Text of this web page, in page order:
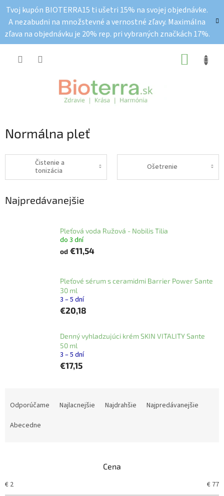
obsah
Tvoj kupón BIOTERRA15 ti ušetri 15% na svojej objednávke.
A nezabudni na množstevné a vernostné zľavy. Maximálna
zľava na objednávku je 20% rep. pri vybraných značkách 17%.
Normálna pleť
Čistenie a
tonizácia
Ošetrenie
Najpredávanejšie
Pleťová voda Ružová - Nobilis Tilia
do 3 dní
od €11,54
Pleťové sérum s ceramidmi Barrier Power Sante
30 ml
3 – 5 dní
€20,18
Denný vyhladzujúci krém SKIN VITALITY Sante
50 ml
3 – 5 dní
€17,15
r
o
Odporúčame Najlacnejšie Najdrahšie
Najpredávanejšie
Abecedne
Cena
€ 2 € 77